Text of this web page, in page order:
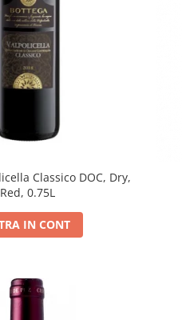
Classico DOC, Dry,
Red, 0.75L
IN CONT